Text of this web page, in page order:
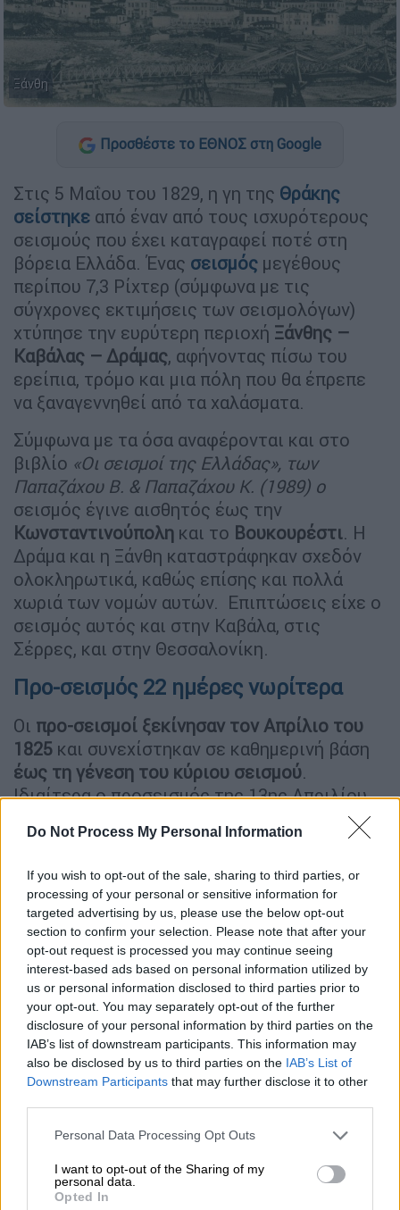
Do Not Process My Personal Information
If you wish to opt-out of the sale, sharing to third parties, or
processing of your personal or sensitive information for
targeted advertising by us, please use the below opt-out
section to confirm your selection. Please note that after your
opt-out request is processed you may continue seeing
interest-based ads based on personal information utilized by
us or personal information disclosed to third parties prior to
your opt-out. You may separately opt-out of the further
disclosure of your personal information by third parties on the
IAB’s list of downstream participants. This information may
also be disclosed by us to third parties on the IAB’s List of
Downstream Participants that may further disclose it to other
Please note that this website/app uses one or more Google
not limited to your visit or usage behaviour. You may click to
grant or deny consent to Google and its third-party tags to
use your data for below specified purposes in below Google
Personal Data Processing Opt Outs
I want to opt-out of the Sharing of my
personal data.
Opted In
Ξάνθη
Προσθέστε το ΕΘΝΟΣ στη Google
Στις 5 Μαΐου του 1829, η γη της Θράκης
σείστηκε από έναν από τους ισχυρότερους
σεισμούς που έχει καταγραφεί ποτέ στη
βόρεια Ελλάδα. Ένας σεισμός μεγέθους
περίπου 7,3 Ρίχτερ (σύμφωνα με τις
σύγχρονες εκτιμήσεις των σεισμολόγων)
χτύπησε την ευρύτερη περιοχή Ξάνθης –
Καβάλας – Δράμας, αφήνοντας πίσω του
ερείπια, τρόμο και μια πόλη που θα έπρεπε
να ξαναγεννηθεί από τα χαλάσματα.
Σύμφωνα με τα όσα αναφέρονται και στο
βιβλίο «Οι σεισμοί της Ελλάδας», των
Παπαζάχου Β. & Παπαζάχου Κ. (1989) ο
σεισμός έγινε αισθητός έως την
Κωνσταντινούπολη και το Βουκουρέστι. Η
Δράμα και η Ξάνθη καταστράφηκαν σχεδόν
ολοκληρωτικά, καθώς επίσης και πολλά
χωριά των νομών αυτών. Επιπτώσεις είχε ο
σεισμός αυτός και στην Καβάλα, στις
Σέρρες, και στην Θεσσαλονίκη.
Προ-σεισμός 22 ημέρες νωρίτερα
Οι προ-σεισμοί ξεκίνησαν τον Απρίλιο του
1825 και συνεχίστηκαν σε καθημερινή βάση
έως τη γένεση του κύριου σεισμού.
Ιδιαίτερα ο προσεισμός της 13ης Απριλίου
ήταν πολύ ισχυρός και προκάλεσε βλάβες
στο ανατολικό τμήμα της πλησιέστερης
Η πόλη της Ξάνθης σχεδόν καταστράφηκε
ενώ βλάβες υπέστησαν μονές της ευρύτερης
περιοχής.
ΣτηνΕλευθερούπολη 70 σπίτια
κατέρρευσαν. Στην Καβάλα και στην
Ανδριανούπολη βλάβες παρατηρήθηκαν τόσο
σε κτίρια όσο και σε ιστορικά μνημεία
(κάστρο, μιναρέδες).
Η παλιά Ξάνθη, τότε ήταν μια μικρή αλλά
ζωντανή οθωμανική πόλη με χριστιανικό και
μουσουλμανικό πληθυσμό, σχεδόν
καταστράφηκε ολοσχερώς. Σπίτια και χαμάμ,
τζαμιά και εκκλησίες, καραβάν-σεράγια και